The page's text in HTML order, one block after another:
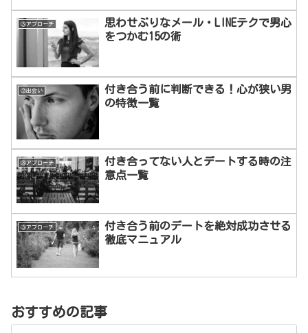
③アプローチ
思わせぶりなメール・LINEテクで男心
をつかむ15の術
②出会い
付き合う前に判断できる！心が狭い男
の特徴一覧
③アプローチ
付き合ってない人とデートする時の注
意点一覧
③アプローチ
付き合う前のデートを絶対成功させる
徹底マニュアル
おすすめの記事